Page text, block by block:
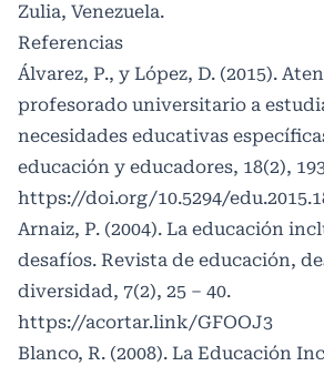
Zulia, Venezuela.
Referencias
Álvarez, P., y López, D. (2015).
profesorado universitario a
necesidades educativas
educación y educadores, 18(2),
https://doi.org/10.5294/
Arnaiz, P. (2004). La educación
desafíos. Revista de educación,
diversidad, 7(2), 25 – 40.
https://acortar.link/GFOOJ3
Blanco, R. (2008). La Educación